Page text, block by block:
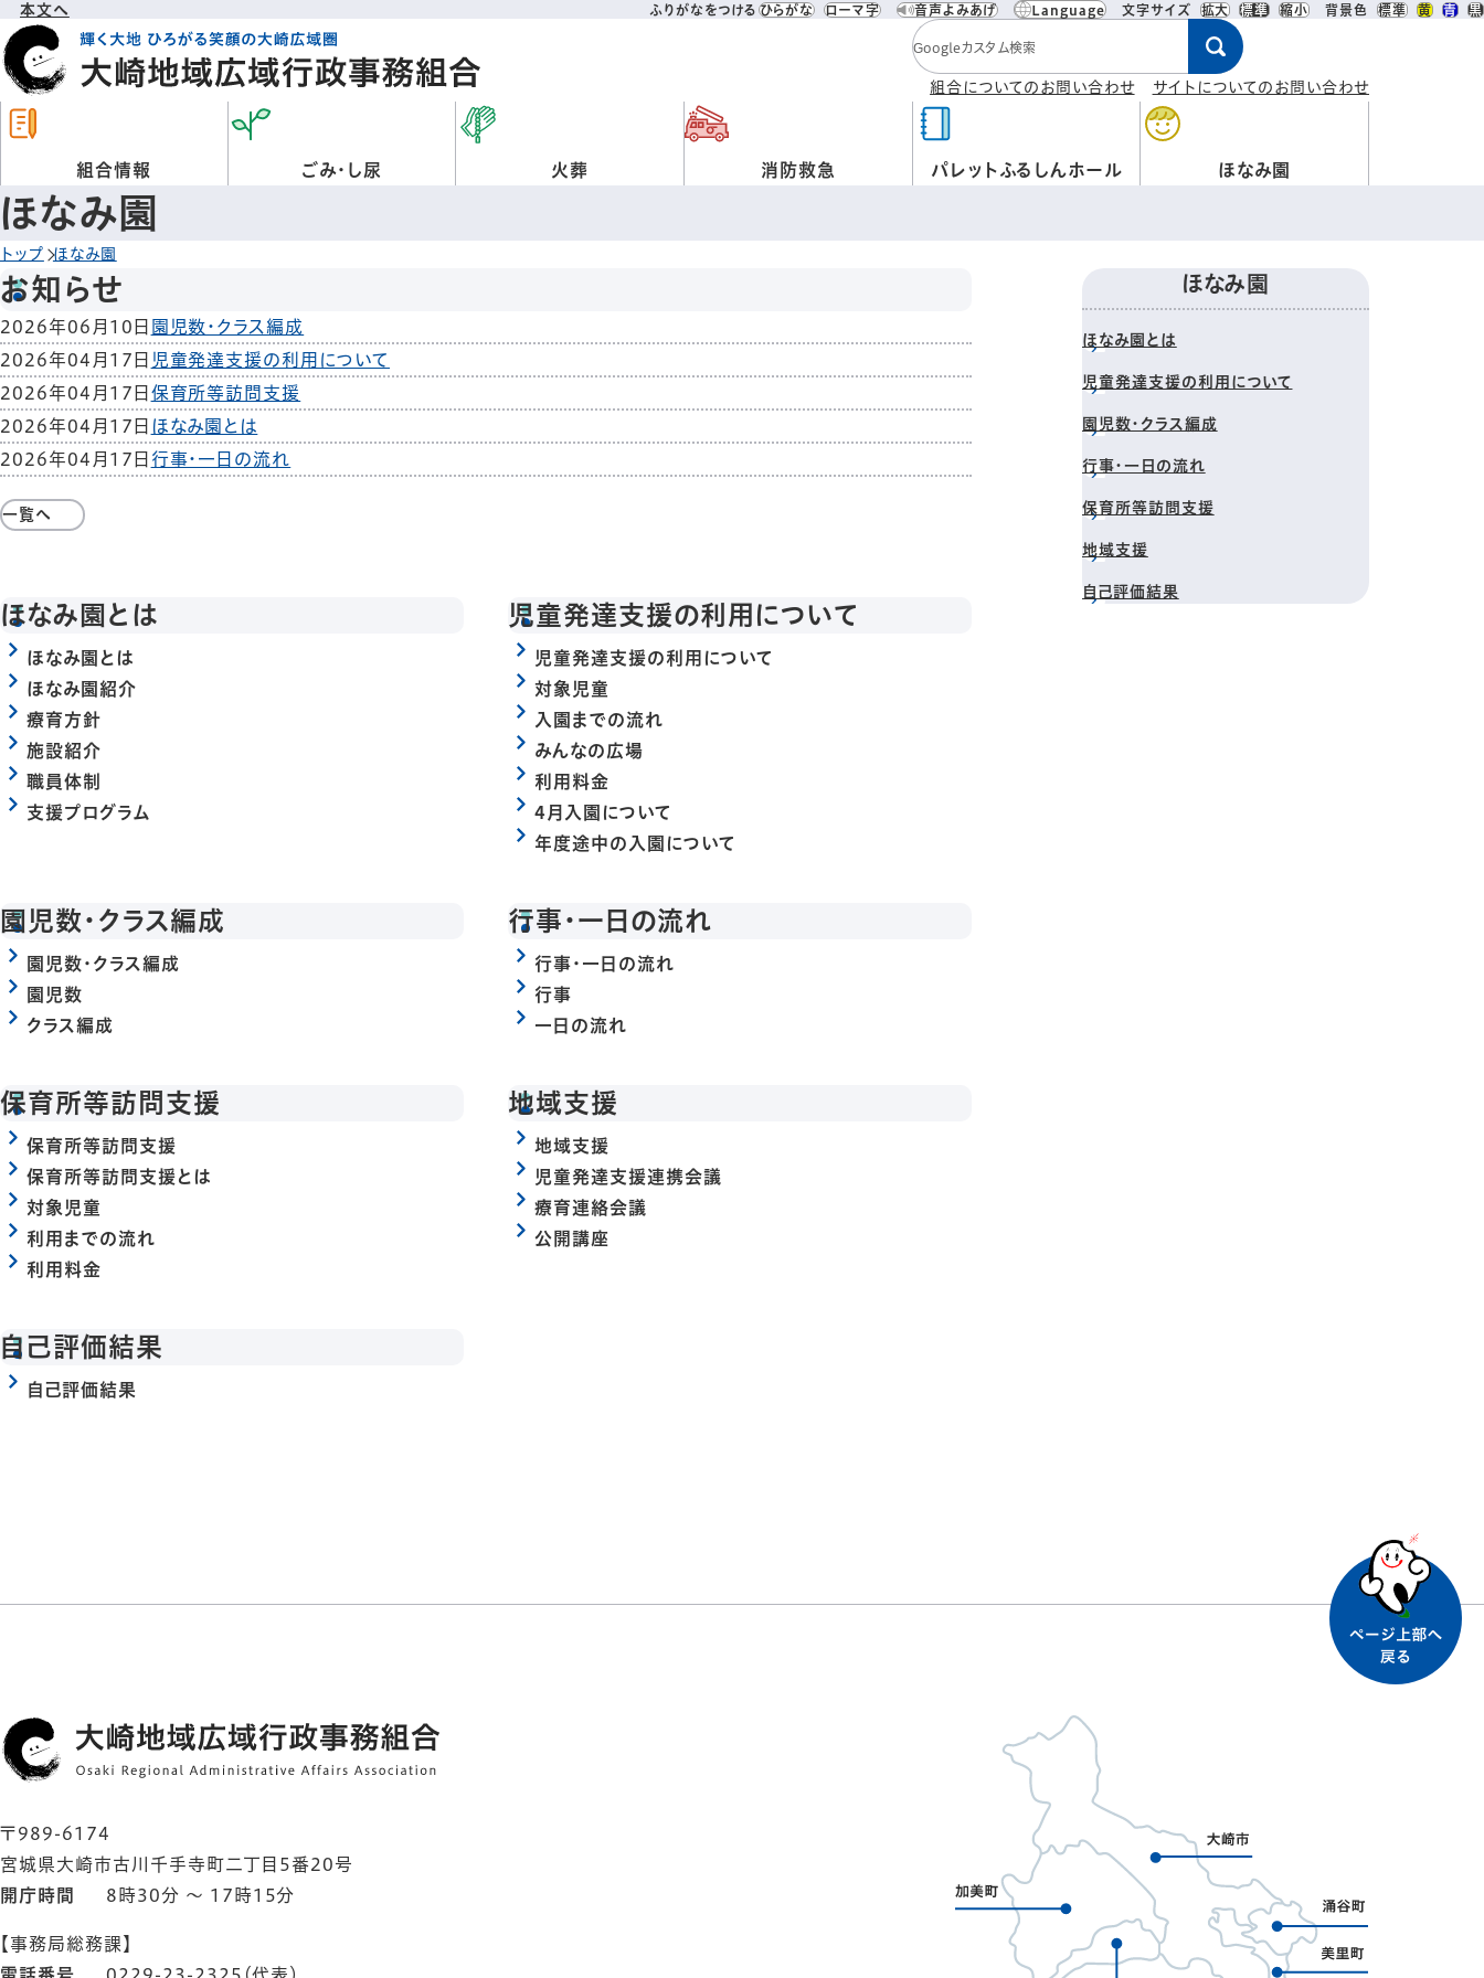
本文へ ふりがなをつける ひらがな ローマ字 音声よみあげ Language 文字サイズ 拡大 標準 縮小 背景色 標準 黄 青 黒
検索キーワード
組合についてのお問い合わせ サイトについてのお問い合わせ
組合情報 ごみ・し尿 火葬 消防救急 パレットふるしんホール ほなみ園
ほなみ園
トップ ほなみ園
お知らせ
2026年06月10日 園児数・クラス編成
2026年04月17日 児童発達支援の利用について
2026年04月17日 保育所等訪問支援
2026年04月17日 ほなみ園とは
2026年04月17日 行事・一日の流れ
一覧へ
ほなみ園とは
ほなみ園とは
ほなみ園紹介
療育方針
施設紹介
職員体制
支援プログラム
児童発達支援の利用について
児童発達支援の利用について
対象児童
入園までの流れ
みんなの広場
利用料金
4月入園について
年度途中の入園について
園児数・クラス編成
園児数・クラス編成
園児数
クラス編成
行事・一日の流れ
行事・一日の流れ
行事
一日の流れ
保育所等訪問支援
保育所等訪問支援
保育所等訪問支援とは
対象児童
利用までの流れ
利用料金
地域支援
地域支援
児童発達支援連携会議
療育連絡会議
公開講座
自己評価結果
自己評価結果
ほなみ園
ほなみ園とは
児童発達支援の利用について
園児数・クラス編成
行事・一日の流れ
保育所等訪問支援
地域支援
自己評価結果
〒989-6174
宮城県大崎市古川千手寺町二丁目5番20号
開庁時間
8時30分 ～ 17時15分
【事務局総務課】